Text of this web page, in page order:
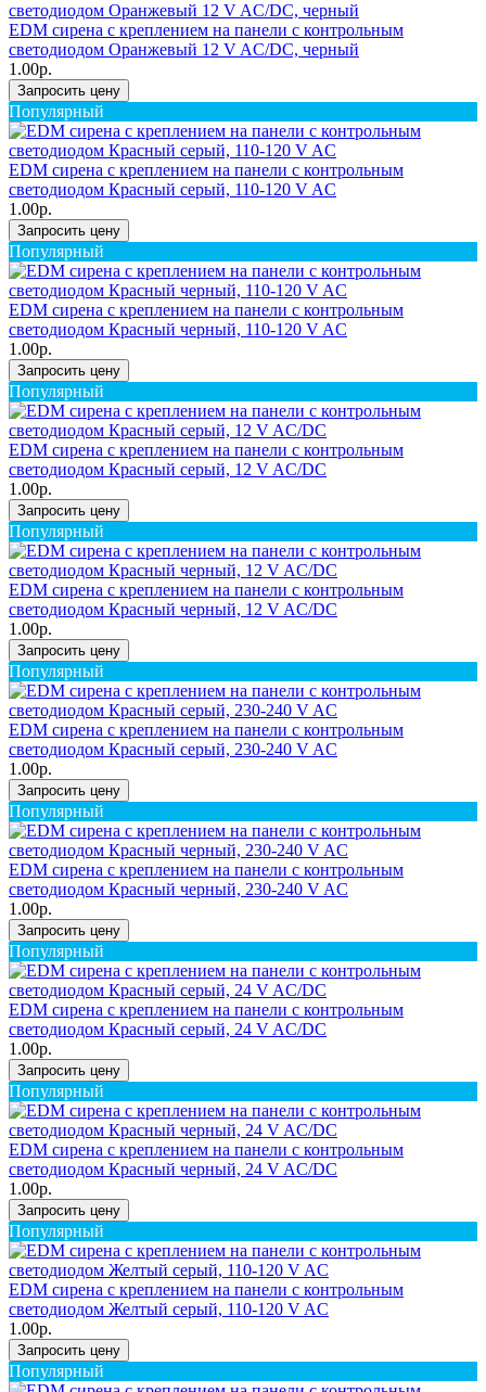
EDM сирена с креплением на панели с контрольным
светодиодом Оранжевый 12 V AC/DC, черный
1.00р.
Запросить цену
Популярный
EDM сирена с креплением на панели с контрольным
светодиодом Красный серый, 110-120 V AC
1.00р.
Запросить цену
Популярный
EDM сирена с креплением на панели с контрольным
светодиодом Красный черный, 110-120 V AC
1.00р.
Запросить цену
Популярный
EDM сирена с креплением на панели с контрольным
светодиодом Красный серый, 12 V AC/DC
1.00р.
Запросить цену
Популярный
EDM сирена с креплением на панели с контрольным
светодиодом Красный черный, 12 V AC/DC
1.00р.
Запросить цену
Популярный
EDM сирена с креплением на панели с контрольным
светодиодом Красный серый, 230-240 V AC
1.00р.
Запросить цену
Популярный
EDM сирена с креплением на панели с контрольным
светодиодом Красный черный, 230-240 V AC
1.00р.
Запросить цену
Популярный
EDM сирена с креплением на панели с контрольным
светодиодом Красный серый, 24 V AC/DC
1.00р.
Запросить цену
Популярный
EDM сирена с креплением на панели с контрольным
светодиодом Красный черный, 24 V AC/DC
1.00р.
Запросить цену
Популярный
EDM сирена с креплением на панели с контрольным
светодиодом Желтый серый, 110-120 V AC
1.00р.
Запросить цену
Популярный